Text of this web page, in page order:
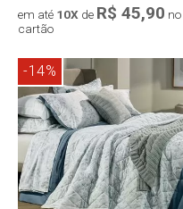
em até 10X de R$ 45,90 no
cartão
Compra rápida
-14%